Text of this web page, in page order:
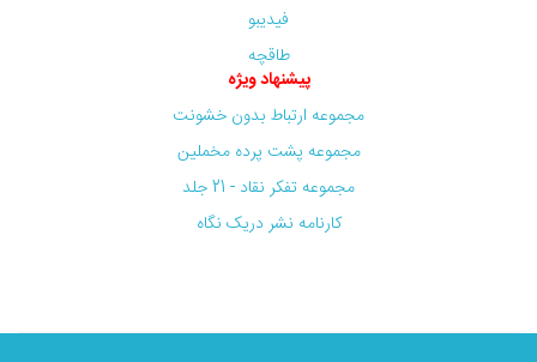
فیدیبو
طاقچه
پیشنهاد ویژه
مجموعه ارتباط بدون خشونت
مجموعه پشت پرده مخملین
مجموعه تفکر نقاد - 21 جلد
کارنامه نشر دریک نگاه